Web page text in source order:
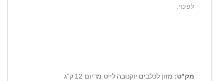
לפינוי.
מק"ט: מזון לכלבים יוקנובה לייט מדיום 12 ק"ג